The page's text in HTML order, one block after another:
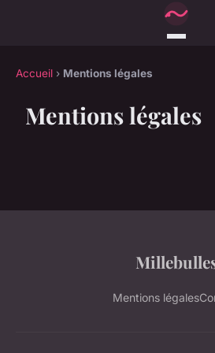
Accueil › Mentions légales
Mentions légales
Mentions légales